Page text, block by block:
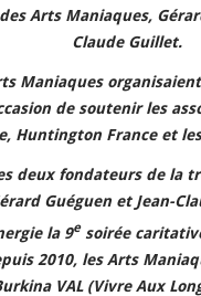
Arts Maniaques,
Claude Guillet.
Maniaques
de soutenir les
Huntington France et
deux fondateurs de la
Guéguen et Jean-
la 9esoirée
2010, les Arts
VAL (Vivre Aux